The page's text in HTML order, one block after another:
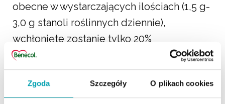
Zgoda Szczegóły O plikach cookies
obecne w wystarczających ilościach (1,5 g-
3,0 g stanoli roślinnych dziennie),
wchłonięte zostanie tylko 20%
cholesterolu. To natomiast obniży stężenie
cholesterolu LDL, czyli „złego”
cholesterolu we krwi.